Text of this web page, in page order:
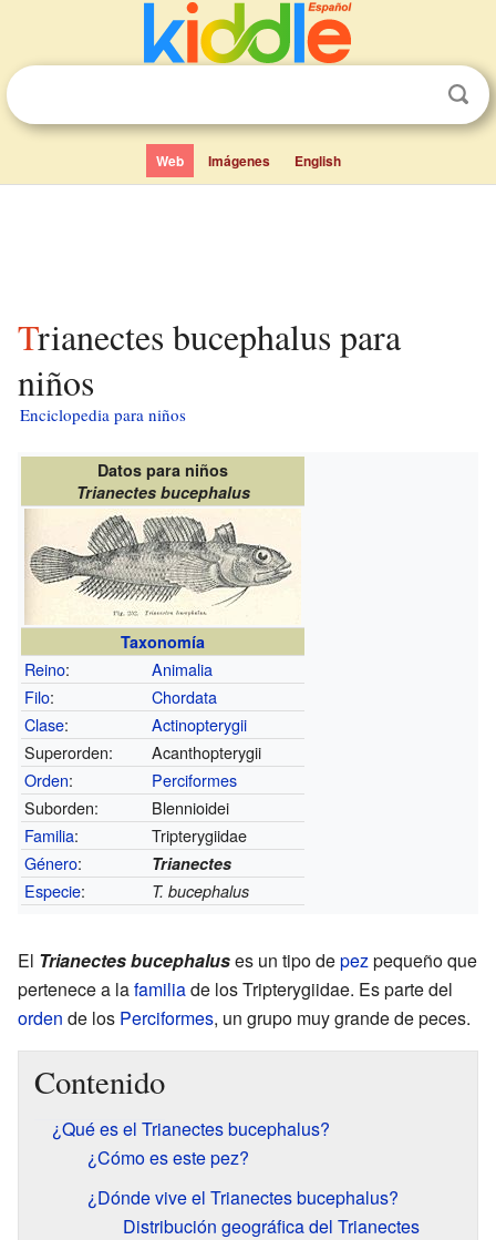
Web Imágenes English
Trianectes bucephalus para
niños
Enciclopedia para niños
Datos para niños
Trianectes bucephalus
Taxonomía
Reino:
Animalia
Filo:
Chordata
Clase:
Actinopterygii
Superorden:
Acanthopterygii
Orden:
Perciformes
Suborden:
Blennioidei
Familia:
Tripterygiidae
Género: Trianectes
Especie: T. bucephalus
El Trianectes bucephaluses un tipo depezpequeño que
pertenece a lafamiliade los Tripterygiidae. Es parte del
orden de los Perciformes, un grupo muy grande de peces.
Contenido
¿Qué es el Trianectes bucephalus?
¿Cómo es este pez?
¿Dónde vive el Trianectes bucephalus?
Distribución geográfica del Trianectes